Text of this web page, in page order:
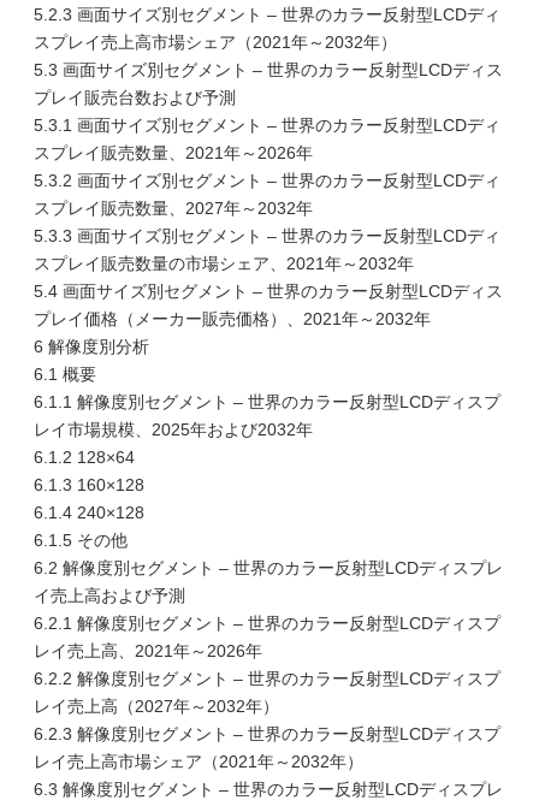
5.2.3 画面サイズ別セグメント – 世界のカラー反射型LCDディ
スプレイ売上高市場シェア（2021年～2032年）
5.3 画面サイズ別セグメント – 世界のカラー反射型LCDディス
プレイ販売台数および予測
5.3.1 画面サイズ別セグメント – 世界のカラー反射型LCDディ
スプレイ販売数量、2021年～2026年
5.3.2 画面サイズ別セグメント – 世界のカラー反射型LCDディ
スプレイ販売数量、2027年～2032年
5.3.3 画面サイズ別セグメント – 世界のカラー反射型LCDディ
スプレイ販売数量の市場シェア、2021年～2032年
5.4 画面サイズ別セグメント – 世界のカラー反射型LCDディス
プレイ価格（メーカー販売価格）、2021年～2032年
6 解像度別分析
6.1 概要
6.1.1 解像度別セグメント – 世界のカラー反射型LCDディスプ
レイ市場規模、2025年および2032年
6.1.2 128×64
6.1.3 160×128
6.1.4 240×128
6.1.5 その他
6.2 解像度別セグメント – 世界のカラー反射型LCDディスプレ
イ売上高および予測
6.2.1 解像度別セグメント – 世界のカラー反射型LCDディスプ
レイ売上高、2021年～2026年
6.2.2 解像度別セグメント – 世界のカラー反射型LCDディスプ
レイ売上高（2027年～2032年）
6.2.3 解像度別セグメント – 世界のカラー反射型LCDディスプ
レイ売上高市場シェア（2021年～2032年）
6.3 解像度別セグメント – 世界のカラー反射型LCDディスプレ